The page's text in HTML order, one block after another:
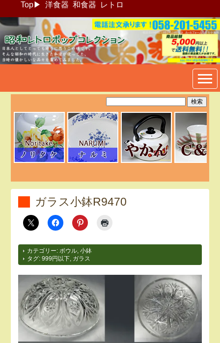
Top▶ 洋食器 和食器 レトロ
昭和レトロポップ食器生活雑
貨通販＠フリマート
ガラス小鉢R9470
カテゴリー: ボウル ,小鉢
タグ:999円以下 ガラス